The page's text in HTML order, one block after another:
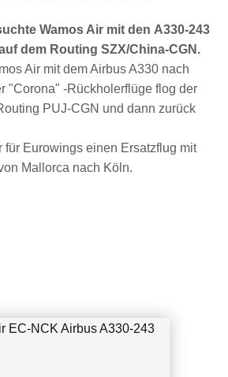
Wamos Air mit den A330-243
dem Routing SZX/China-CGN.
Air mit dem Airbus A330 nach
"Corona" -Rückholerflüge flog der
PUJ-CGN und dann zurück
für Eurowings einen Ersatzflug mit
Mallorca nach Köln.
EC-NCK Airbus A330-243